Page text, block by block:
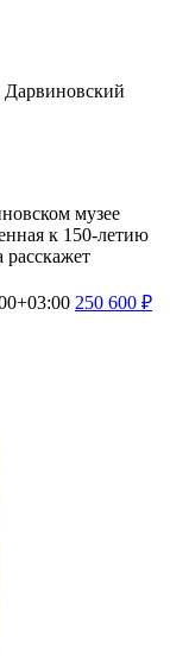
Дарвиновский
музее
к 150-летию
250 600 ₽